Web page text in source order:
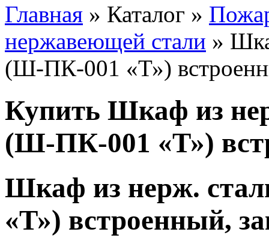
Главная » Каталог »
нержавеющей стали »
(Ш-ПК-001 «Т»)
Купить Шкаф из
(Ш-ПК-001 «Т»)
Шкаф из нерж.
«Т») встроенный,